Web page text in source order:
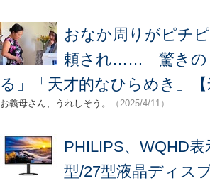
おなか周りがピチ
頼され…… 驚きの
る」「天才的なひらめき」【
お義母さん、うれしそう。 （2025/4/11）
PHILIPS、WQHD
型/27型液晶ディス